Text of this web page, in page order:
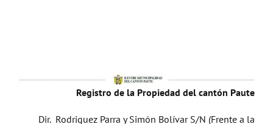
Registro de la Propiedad del cantón Paute
Dir. Rodriguez Parra y Simón Bolívar S/N (Frente a la